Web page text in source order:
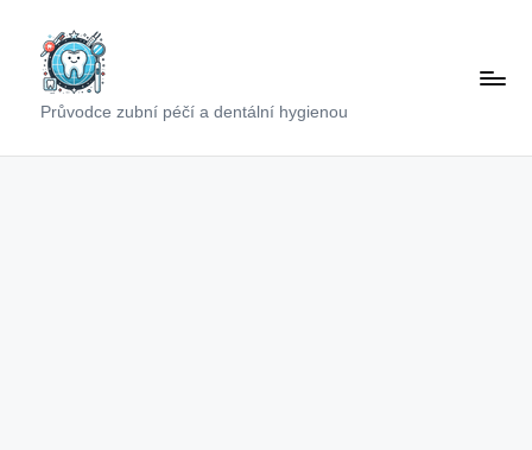
contentPrůvodce zubní péčí a dentální hygienou